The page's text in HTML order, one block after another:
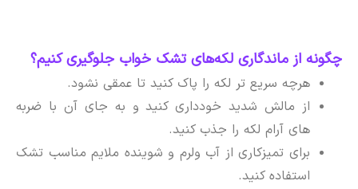
چگونه از ماندگاری لکه‌های تشک خواب جلوگیری کنیم؟
هرچه سریع تر لکه را پاک کنید تا عمقی نشود.
از مالش شدید خودداری کنید و به جای آن با ضربه
های آرام لکه را جذب کنید.
برای تمیزکاری از آب ولرم و شوینده ملایم مناسب تشک
استفاده کنید.